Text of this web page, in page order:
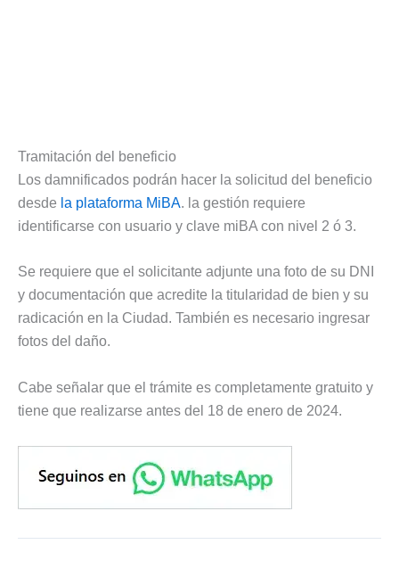
Tramitación del beneficio
Los damnificados podrán hacer la solicitud del beneficio
desde la plataforma MiBA. la gestión requiere
identificarse con usuario y clave miBA con nivel 2 ó 3.
Se requiere que el solicitante adjunte una foto de su DNI
y documentación que acredite la titularidad de bien y su
radicación en la Ciudad. También es necesario ingresar
fotos del daño.
Cabe señalar que el trámite es completamente gratuito y
tiene que realizarse antes del 18 de enero de 2024.